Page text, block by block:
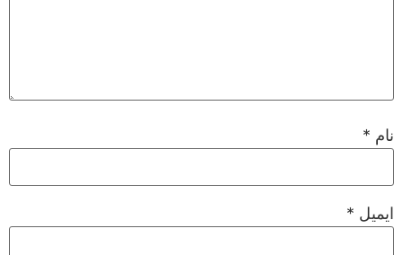
نام *
ایمیل *